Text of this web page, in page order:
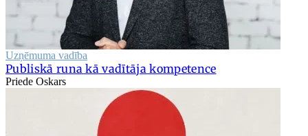
Uzņēmuma vadība
Publiskā runa kā vadītāja kompetence
Priede Oskars